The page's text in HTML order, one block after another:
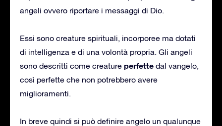
angeli ovvero riportare i messaggi di Dio.
Essi sono creature spirituali, incorporee ma dotati
di intelligenza e di una volontà propria. Gli angeli
sono descritti come creature perfette dal vangelo,
così perfette che non potrebbero avere
miglioramenti.
In breve quindi si può definire angelo un qualunque